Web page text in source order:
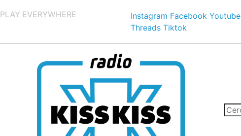
PLAY EVERYWHERE Instagram Facebook Youtube
Threads Tiktok